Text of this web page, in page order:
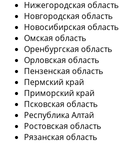
Нижегородская область
Новгородская область
Новосибирская область
Омская область
Оренбургская область
Орловская область
Пензенская область
Пермский край
Приморский край
Псковская область
Республика Алтай
Ростовская область
Рязанская область